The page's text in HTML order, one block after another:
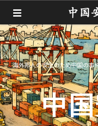
海外邦人の安全のため中国の事
中